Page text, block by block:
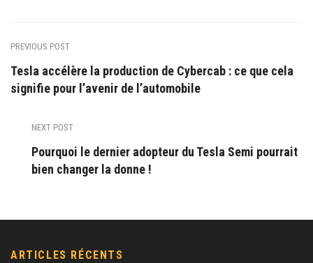
PREVIOUS POST
Tesla accélère la production de Cybercab : ce que cela
signifie pour l’avenir de l’automobile
NEXT POST
Pourquoi le dernier adopteur du Tesla Semi pourrait
bien changer la donne‍ !
ARTICLES RÉCENTS